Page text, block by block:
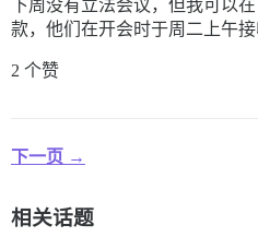
下周没有立法会议，但我可以
款，他们在开会时于周二上午接
2 个赞
下一页 →
相关话题